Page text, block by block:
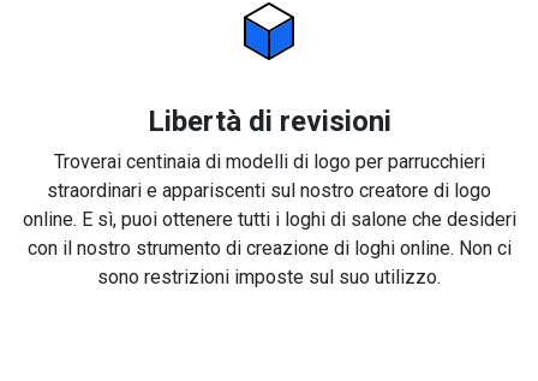
Libertà di revisioni
Troverai centinaia di modelli di logo per parrucchieri
straordinari e appariscenti sul nostro creatore di logo
online. E sì, puoi ottenere tutti i loghi di salone che desideri
con il nostro strumento di creazione di loghi online. Non ci
sono restrizioni imposte sul suo utilizzo.